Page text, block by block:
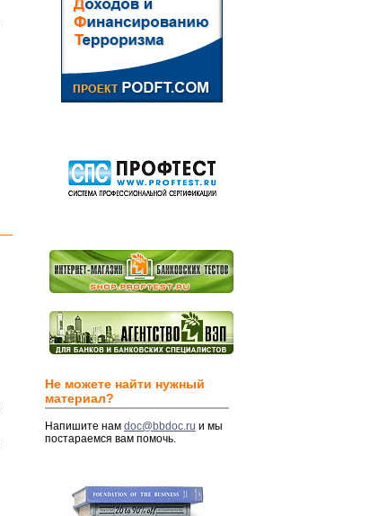
Не можете найти нужный
материал?
Напишите нам doc@bbdoc.ru и мы
постараемся вам помочь.